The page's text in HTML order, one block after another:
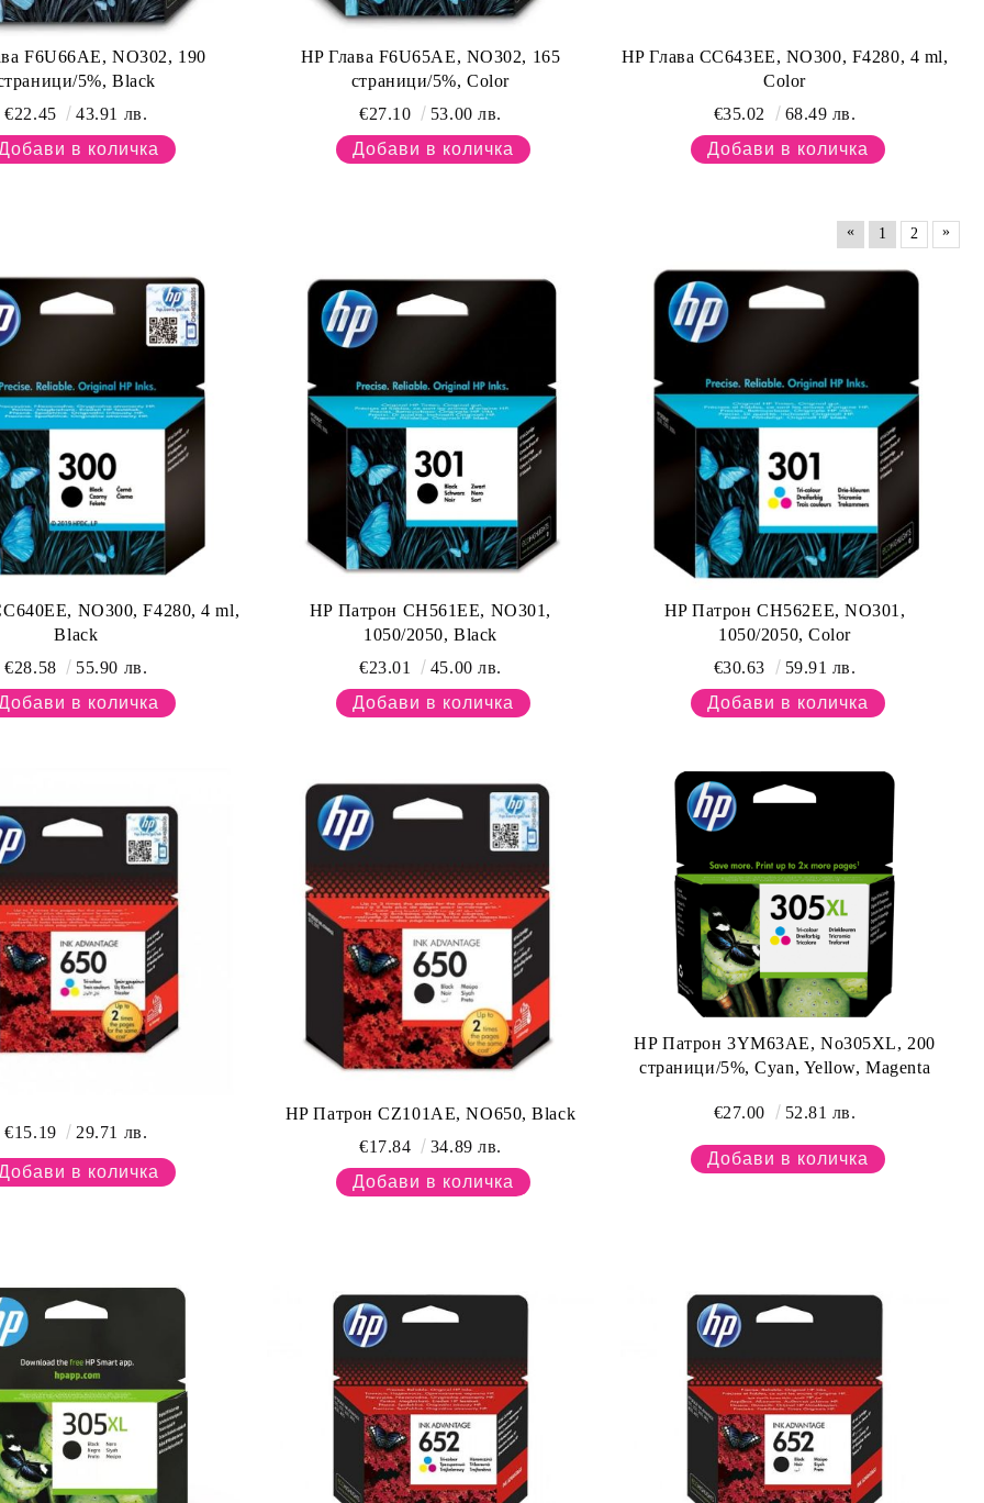
F6U66AE, NO302, 190
5%, Black
€22.45
43.91 лв.
HP Глава F6U65AE, NO302, 165
страници/5%, Color
€27.10
53.00 лв.
HP Глава CC643EE, NO300, F4280, 4 ml,
Color
€35.02
68.49 лв.
« 1 2 »
NO300, F4280, 4 ml,
Black
€28.58
55.90 лв.
HP Патрон CH561EE, NO301,
1050/2050, Black
€23.01
45.00 лв.
HP Патрон CH562EE, NO301,
1050/2050, Color
€30.63
59.91 лв.
€15.19 29.71 лв.
HP Патрон CZ101AE, NO650, Black
€17.84
34.89 лв.
HP Патрон 3YM63AE, No305XL, 200
страници/5%, Cyan, Yellow, Magenta
€27.00 52.81 лв.